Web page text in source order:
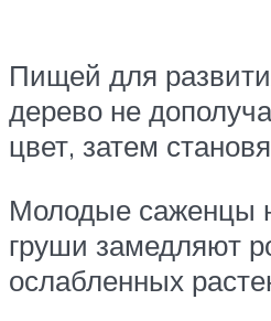
Пищей для
дерево не
цвет, затем
Молодые саженцы
груши замедляют
ослабленных